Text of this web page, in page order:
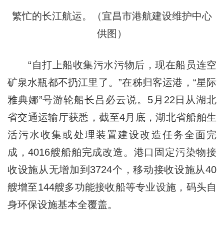
繁忙的长江航运。（宜昌市港航建设维护中心
供图）
“自打上船收集污水污物后，现在船员连空
矿泉水瓶都不扔江里了。”在秭归客运港，“星际
雅典娜”号游轮船长吕必云说。5月22日从湖北
省交通运输厅获悉，截至4月底，湖北省船舶生
活污水收集或处理装置建设改造任务全面完
成，4016艘船舶完成改造。港口固定污染物接
收设施从无增加到3724个，移动接收设施从40
艘增至144艘多功能接收船等专业设施，码头自
身环保设施基本全覆盖。